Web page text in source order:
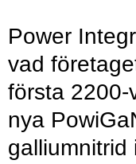
Power
vad
första 2200-
nya
galliumnitrid